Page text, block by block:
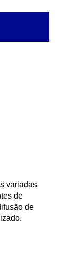
variadas
de
de